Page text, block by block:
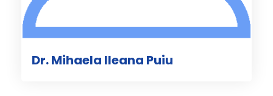
Dr. Mihaela Ileana Puiu